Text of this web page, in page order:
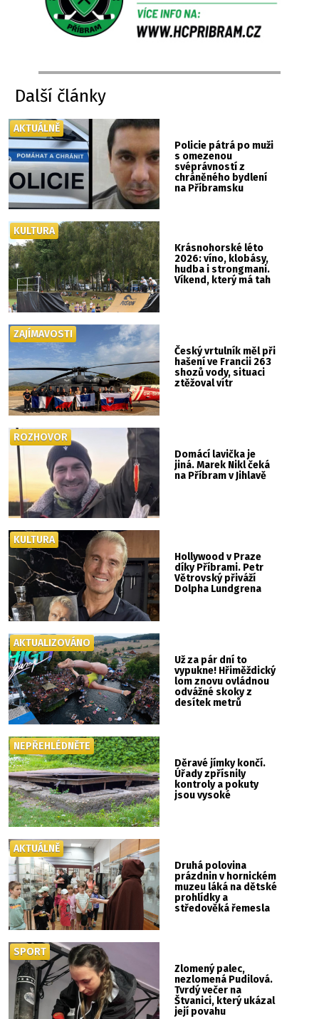
Další články
Policie pátrá po muži
s omezenou
svéprávností z
chráněného bydlení
na Příbramsku
AKTUÁLNĚ
Krásnohorské léto
2026: víno, klobásy,
hudba i strongmani.
Víkend, který má tah
KULTURA
Český vrtulník měl při
hašení ve Francii 263
shozů vody, situaci
ztěžoval vítr
ZAJÍMAVOSTI
Domácí lavička je
jiná. Marek Nikl čeká
na Příbram v Jihlavě
ROZHOVOR
Hollywood v Praze
díky Příbrami. Petr
Větrovský přiváží
Dolpha Lundgrena
KULTURA
Už za pár dní to
vypukne! Hřiměždický
lom znovu ovládnou
odvážné skoky z
desítek metrů
AKTUALIZOVÁNO
Děravé jímky končí.
Úřady zpřísnily
kontroly a pokuty
jsou vysoké
NEPŘEHLÉDNĚTE
Druhá polovina
prázdnin v hornickém
muzeu láká na dětské
prohlídky a
středověká řemesla
AKTUÁLNĚ
Zlomený palec,
nezlomená Pudilová.
Tvrdý večer na
Štvanici, který ukázal
její povahu
SPORT